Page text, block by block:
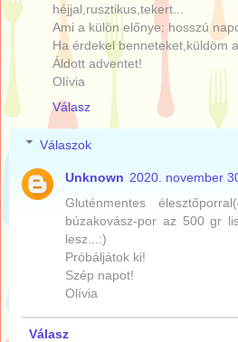
héjjal,rusztikus,tekert...
Ami a külön előnye: hosszú
Ha érdekel benneteket,küldöm
Áldott adventet!
Olívia
Válasz
Válaszok
Unknown 2020. november
Gluténmentes
búzakovász-por az 500 gr
lesz...:)
Próbáljátok ki!
Szép napot!
Olívia
Válasz